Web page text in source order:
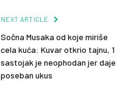
NEXT ARTICLE
Sočna Musaka od koje miriše
cela kuća: Kuvar otkrio tajnu, 1
sastojak je neophodan jer daje
poseban ukus